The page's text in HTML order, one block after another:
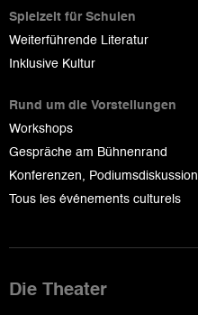
Spielzeit für Schulen
Weiterführende Literatur
Inklusive Kultur
Rund um die Vorstellungen
Workshops
Gespräche am Bühnenrand
Konferenzen,
Tous les événements culturels
Die Theater